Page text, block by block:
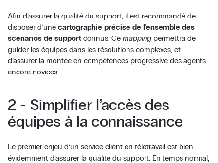
Afin d’assurer la qualité du support, il est recommandé de
disposer d’une cartographie précise de l’ensemble des
scénarios de supportconnus. Ce mappingpermettra de
guider les équipes dans les résolutions complexes, et
d’assurer la montée en compétences progressive des agents
encore novices.
2 - Simplifier l’accès des
équipes à la connaissance
Le premier enjeu d’un service client en télétravail est bien
évidemment d’assurer la qualité du support. En temps normal,